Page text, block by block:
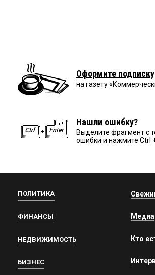
Оформите подписку
на газету
Нашли ошибку?
Выделите фрагмент с
ошибки и нажмите Ctrl
ПОЛИТИКА
ФИНАНСЫ
НЕДВИЖИМОСТЬ
БИЗНЕС
Медиа
Кто